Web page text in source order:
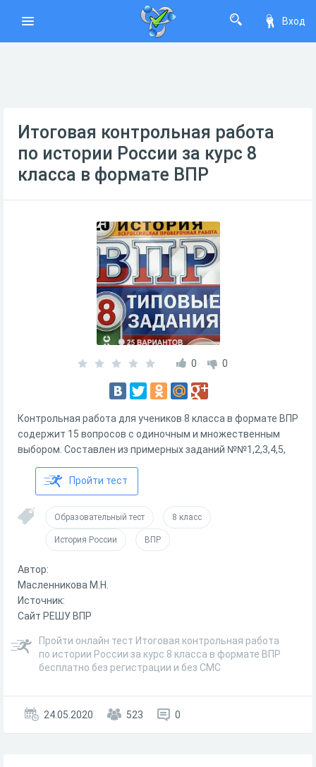
Вход
Итоговая контрольная работа
по истории России за курс 8
класса в формате ВПР
0 0
Контрольная работа для учеников 8 класса в формате ВПР
содержит 15 вопросов с одиночным и множественным
выбором. Составлен из примерных заданий №№1,2,3,4,5,
Пройти тест
Образовательный тест 8 класс
История России ВПР
Автор:
Масленникова М.Н.
Источник:
Сайт РЕШУ ВПР
Пройти онлайн тест Итоговая контрольная работа
по истории России за курс 8 класса в формате ВПР
бесплатно без регистрации и без СМС
24.05.2020 523 0